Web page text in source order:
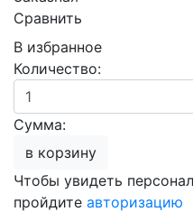
Сравнить
В избранное
Количество:
Сумма:
в корзину
Чтобы увидеть
пройдите авторизацию